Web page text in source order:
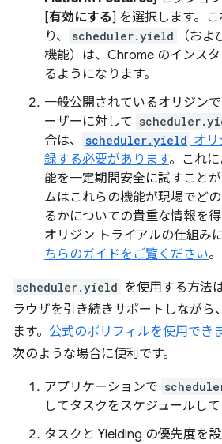
[有効にする] を選択します。こ
り、
scheduler.yield
（お
機能）は、Chrome のインス
るようになります。
一般公開されているオリジン
ーザーに対して
合は、
scheduler.yield オ
録する必要があります。これ
能を一定期間安全に試すこと
ムはこれらの機能が現場でど
るかについての貴重な情報を得
オリジン トライアルの仕組み
ちらのガイドをご覧ください。
scheduler.yield を使用する方法
ラウザを引き続きサポートしながら
ます。 公式のポリフィルを使用できま
次のような場合に便利です。
アプリケーションで
してタスクをスケジュールして
タスクと Yielding の優先度を